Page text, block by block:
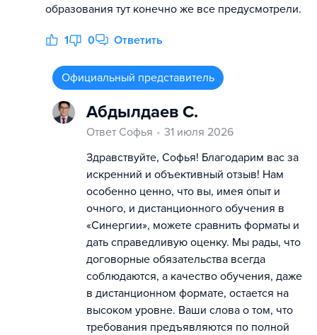
образования тут конечно же все предусмотрели.
1 0 Ответить
Официальный представитель
Абдылдаев С.
Ответ Софья
31 июля 2026
Здравствуйте, Софья! Благодарим вас за
искренний и объективный отзыв! Нам
особенно ценно, что вы, имея опыт и
очного, и дистанционного обучения в
«Синергии», можете сравнить форматы и
дать справедливую оценку. Мы рады, что
договорные обязательства всегда
соблюдаются, а качество обучения, даже
в дистанционном формате, остается на
высоком уровне. Ваши слова о том, что
требования предъявляются по полной